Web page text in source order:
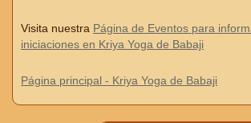
Visita nuestra Página de Eventos para
iniciaciones en Kriya Yoga de Babaji
Página principal - Kriya Yoga de Babaji